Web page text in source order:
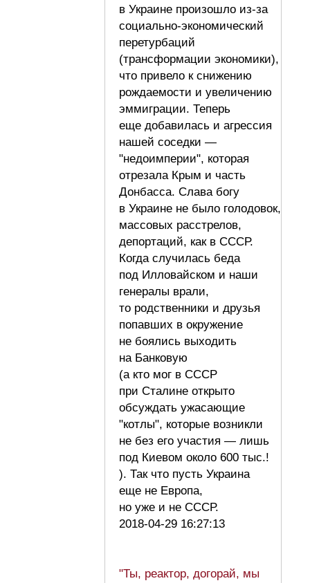
в Украине произошло из-за
социально-экономический
перетурбаций
(трансформации экономики),
что привело к снижению
рождаемости и увеличению
эммиграции. Теперь
еще добавилась и агрессия
нашей соседки —
"недоимперии", которая
отрезала Крым и часть
Донбасса. Слава богу
в Украине не было голодовок,
массовых расстрелов,
депортаций, как в СССР.
Когда случилась беда
под Илловайском и наши
генералы врали,
то родственники и друзья
попавших в окружение
не боялись выходить
на Банковую
(а кто мог в СССР
при Сталине открыто
обсуждать ужасающие
"котлы", которые возникли
не без его участия — лишь
под Киевом около 600 тыс.!
). Так что пусть Украина
еще не Европа,
но уже и не СССР.
2018-04-29 16:27:13
"Ты, реактор, догорай, мы